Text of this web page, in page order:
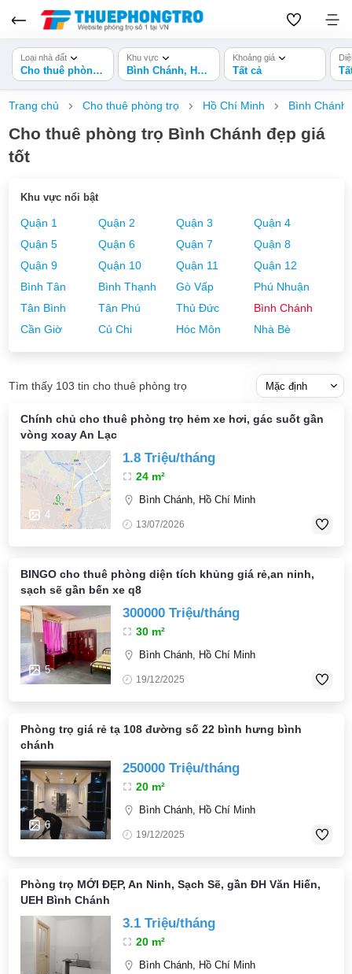
Loại nhà đất
Cho thuê phòng trọ
Khu vực
Bình Chánh, Hồ Chí Minh
Khoảng giá
Tất cả
Trang chủ Cho thuê phòng trọ Hồ Chí Minh Bình Chánh
Cho thuê phòng trọ Bình Chánh đẹp giá
tốt
Khu vực nổi bật
Quận 1 Quận 2 Quận 3
Quận 4
Quận 5
Quận 6 Quận 7
Quận 8
Quận 9
Quận 10 Quận 11
Quận 12
Bình Tân
Bình Thạnh Gò Vấp
Phú Nhuận
Tân Bình
Tân Phú Thủ Đức
Bình Chánh
Cần Giờ
Củ Chi Hóc Môn Nhà Bè
Tìm thấy 103 tin cho thuê phòng trọ
Chính chủ cho thuê phòng trọ hẻm xe hơi, gác suốt gần
vòng xoay An Lạc
4
1.8 Triệu/tháng
24 m²
Bình Chánh, Hồ Chí Minh
13/07/2026
BINGO cho thuê phòng diện tích khủng giá rẻ,an ninh,
sạch sẽ gần bến xe q8
5
300000 Triệu/tháng
30 m²
Bình Chánh, Hồ Chí Minh
19/12/2025
Phòng trọ giá rẻ tạ 108 đường số 22 bình hưng bình
chánh
6
250000 Triệu/tháng
20 m²
Bình Chánh, Hồ Chí Minh
19/12/2025
Phòng trọ MỚI ĐẸP, An Ninh, Sạch Sẽ, gần ĐH Văn Hiến,
UEH Bình Chánh
3.1 Triệu/tháng
20 m²
Bình Chánh, Hồ Chí Minh